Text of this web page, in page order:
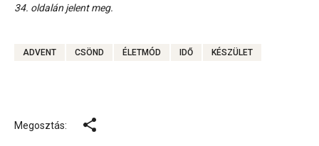
34. oldalán jelent meg.
ADVENT CSÖND ÉLETMÓD IDŐ KÉSZÜLET
Megosztás: